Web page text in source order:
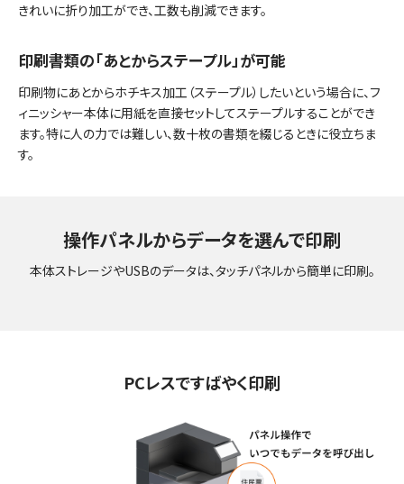
きれいに折り加工ができ、工数も削減できます。
印刷書類の「あとからステープル」が可能
印刷物にあとからホチキス加工（ステープル）したいという場合に、フ
ィニッシャー本体に用紙を直接セットしてステープルすることができ
ます。特に人の力では難しい、数十枚の書類を綴じるときに役立ちま
す。
操作パネルからデータを選んで印刷
本体ストレージやUSBのデータは、タッチパネルから簡単に印刷。
PCレスですばやく印刷